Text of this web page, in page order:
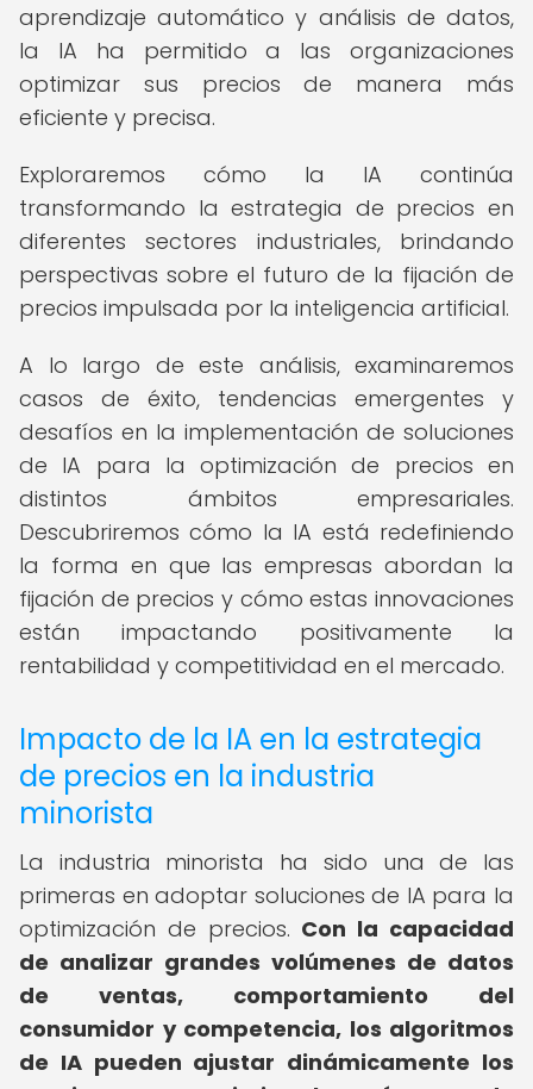
aprendizaje automático y análisis de datos,
la IA ha permitido a las organizaciones
optimizar sus precios de manera más
eficiente y precisa.
Exploraremos cómo la IA continúa
transformando la estrategia de precios en
diferentes sectores industriales, brindando
perspectivas sobre el futuro de la fijación de
precios impulsada por la inteligencia artificial.
A lo largo de este análisis, examinaremos
casos de éxito, tendencias emergentes y
desafíos en la implementación de soluciones
de IA para la optimización de precios en
distintos ámbitos empresariales.
Descubriremos cómo la IA está redefiniendo
la forma en que las empresas abordan la
fijación de precios y cómo estas innovaciones
están impactando positivamente la
rentabilidad y competitividad en el mercado.
Impacto de la IA en la estrategia
de precios en la industria
minorista
La industria minorista ha sido una de las
primeras en adoptar soluciones de IA para la
optimización de precios. Con la capacidad
de analizar grandes volúmenes de datos
de ventas, comportamiento del
consumidor y competencia, los algoritmos
de IA pueden ajustar dinámicamente los